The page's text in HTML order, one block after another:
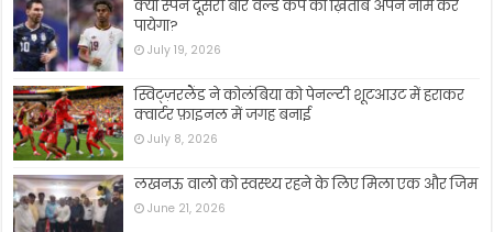
क्या स्पेन दूसरी बार वर्ल्ड कप का ख़िताब अपने नाम कर
पायेगा?
July 19, 2026
स्विट्ज़रलैंड ने कोलंबिया को पेनल्टी शूटआउट में हराकर
क्वार्टर फ़ाइनल में जगह बनाई
July 8, 2026
लखनऊ वालो को स्वस्थ्य रहने के लिए मिला एक और जिम
June 21, 2026